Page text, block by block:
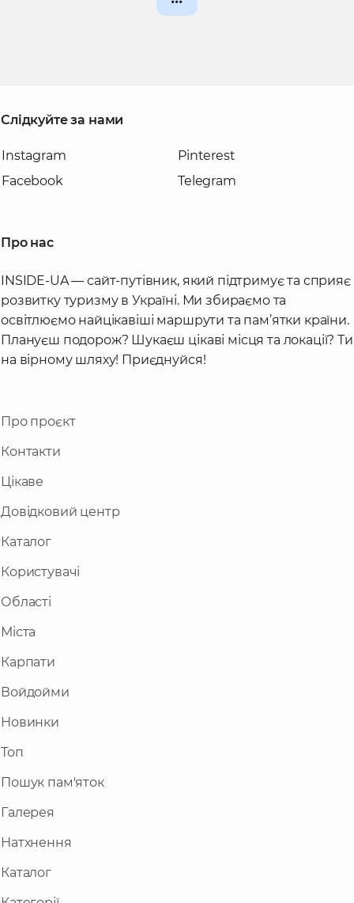
Слідкуйте за нами
Instagram
Facebook
Pinterest
Telegram
Про нас
INSIDE-UA — сайт-путівник, який підтримує та сприяє
розвитку туризму в Україні. Ми збираємо та
освітлюємо найцікавіші маршрути та пам’ятки країни.
Плануєш подорож? Шукаєш цікаві місця та локації? Ти
на вірному шляху! Приєднуйся!
Про проєкт
Контакти
Цікаве
Довідковий центр
Каталог
Користувачі
Області
Міста
Карпати
Войдойми
Новинки
Топ
Пошук пам'яток
Галерея
Натхнення
Каталог